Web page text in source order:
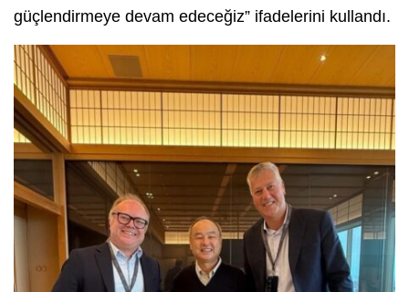
güçlendirmeye devam edeceğiz” ifadelerini kullandı.